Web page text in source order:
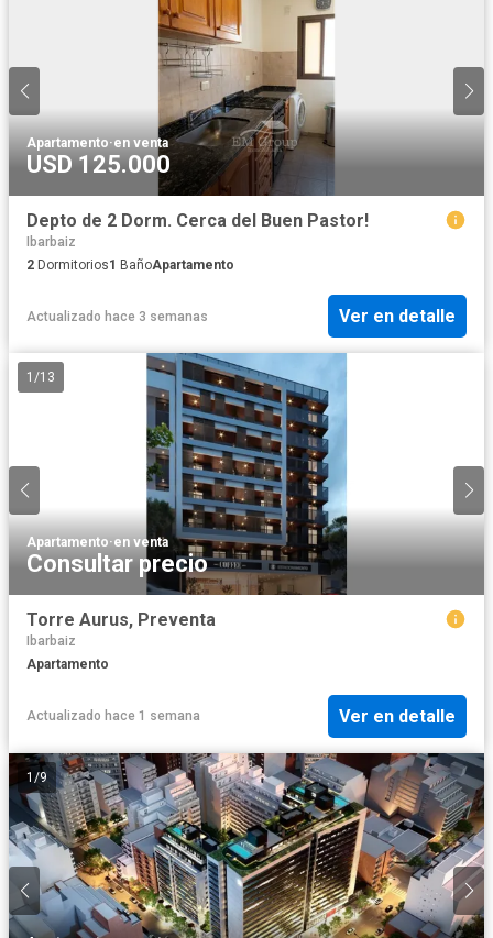
Apartamento·en venta
USD 125.000
Depto de 2 Dorm. Cerca del Buen Pastor!
Ibarbaiz
2 Dormitorios1 BañoApartamento
Actualizado hace 3 semanas Ver en detalle
1 /13
Apartamento·en venta
Consultar precio
Torre Aurus, Preventa
Ibarbaiz
Apartamento
Actualizado hace 1 semana Ver en detalle
1 /9